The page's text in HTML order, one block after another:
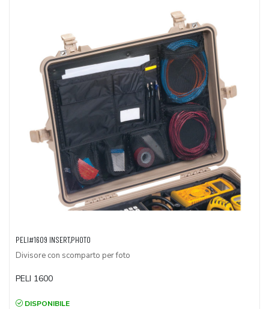
PELI#1609 INSERT,PHOTO
Divisore con scomparto per foto
PELI 1600
DISPONIBILE